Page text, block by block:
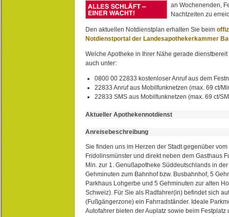
an Wochenenden,
Nachtzeiten zu
Den aktuellen Notdienstplan erhalten Sie beim
Notdienstportal der Landesapothekerkammer
Welche Apotheke in Ihrer Nähe gerade
auch unter:
0800 00 22833 kostenloser Anruf aus dem
22833 Anruf aus Mobilfunknetzen (max. 69 ct/
22833 SMS aus Mobilfunknetzen (max. 69 ct/
Aktueller Apothekennotdienst
Anreisebeschreibung
Sie finden uns im Herzen der Stadt gegenüber
Fridolinsmünster und direkt neben dem Gasthaus
Min. zur 1. Genußapotheke Süddeutschlands in
Gehminuten zum Bahnhof bzw. Busbahnhof, 5
Parkhaus Lohgerbe und 5 Gehminuten zur alten
Schweiz). Für Sie als Radfahrer(in) befindet sich
(Fußgängerzone) ein Fahrradständer. Ideale
Autofahrer bieten der Auplatz sowie beim Festplatz